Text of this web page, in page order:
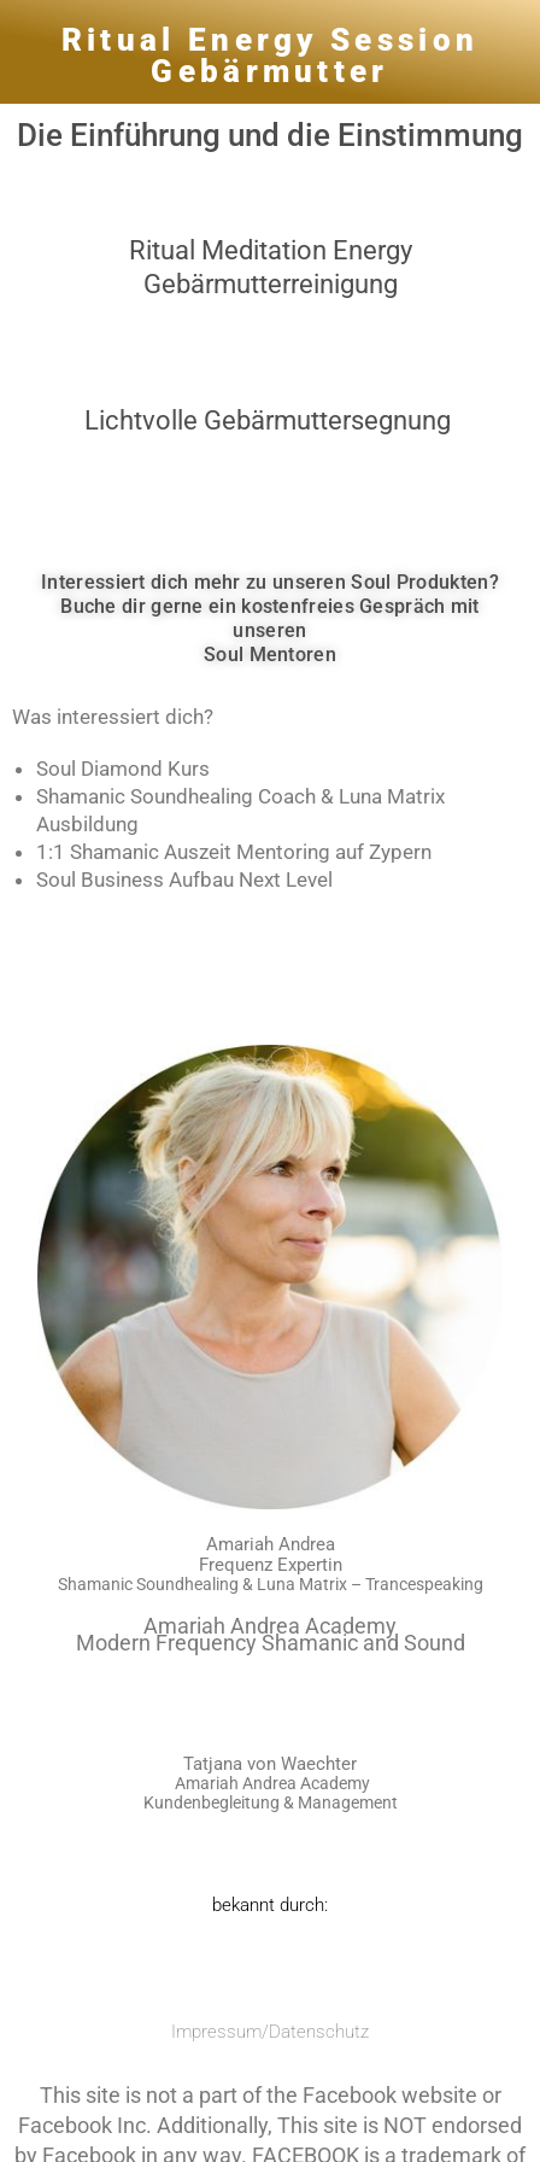
Ritual Energy Session
Gebärmutter
Die Einführung und die Einstimmung
Ritual Meditation Energy
Gebärmutterreinigung
Lichtvolle Gebärmuttersegnung
Interessiert dich mehr zu unseren Soul Produkten?
Buche dir gerne ein kostenfreies Gespräch mit
unseren
Soul Mentoren
Was interessiert dich?
Soul Diamond Kurs
Shamanic Soundhealing Coach & Luna Matrix
Ausbildung
1:1 Shamanic Auszeit Mentoring auf Zypern
Soul Business Aufbau Next Level
Amariah Andrea
Frequenz Expertin
Shamanic Soundhealing & Luna Matrix – Trancespeaking
Amariah Andrea Academy
Modern Frequency Shamanic and Sound
Tatjana von Waechter
Amariah Andrea Academy
Kundenbegleitung & Management
bekannt durch:
Impressum/Datenschutz
This site is not a part of the Facebook website or
Facebook Inc. Additionally, This site is NOT endorsed
by Facebook in any way. FACEBOOK is a trademark of